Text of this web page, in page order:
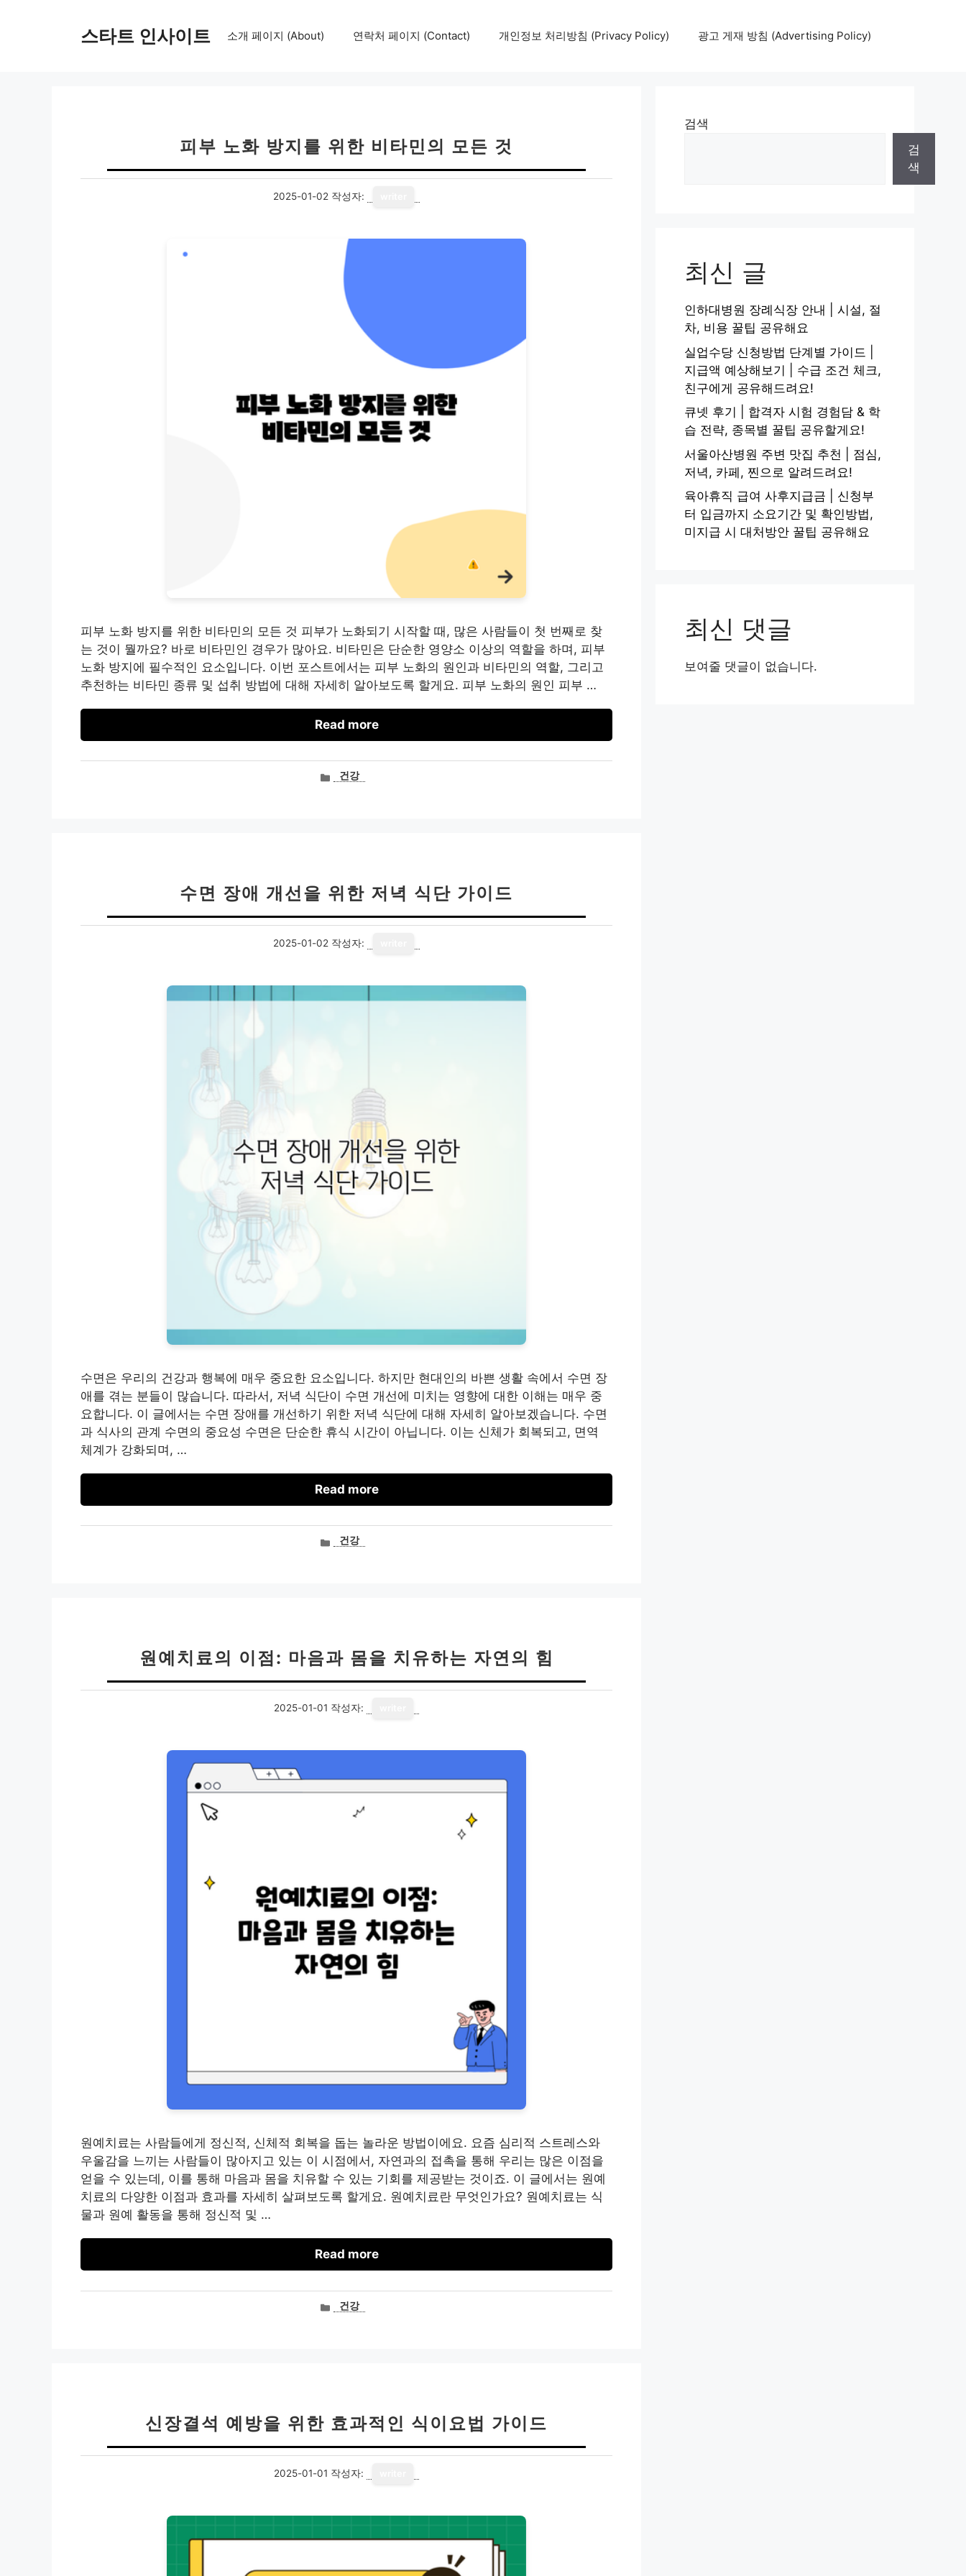
스타트 인사이트 소개 페이지 (About) 연락처 페이지 (Contact) 개인정보 처리방침 (Privacy Policy) 광고 게재 방침 (Advertising Policy)
피부 노화 방지를 위한 비타민의 모든 것
2025-01-02 작성자:
피부 노화 방지를 위한 비타민의 모든 것 피부가 노화되기 시작할 때, 많은 사람들이 첫 번째로 찾
는 것이 뭘까요? 바로 비타민인 경우가 많아요. 비타민은 단순한 영양소 이상의 역할을 하며, 피부
노화 방지에 필수적인 요소입니다. 이번 포스트에서는 피부 노화의 원인과 비타민의 역할, 그리고
추천하는 비타민 종류 및 섭취 방법에 대해 자세히 알아보도록 할게요. 피부 노화의 원인 피부 …
Read more
카건강
수면 장애 개선을 위한 저녁 식단 가이드
2025-01-02 작성자:
수면은 우리의 건강과 행복에 매우 중요한 요소입니다. 하지만 현대인의 바쁜 생활 속에서 수면 장
애를 겪는 분들이 많습니다. 따라서, 저녁 식단이 수면 개선에 미치는 영향에 대한 이해는 매우 중
요합니다. 이 글에서는 수면 장애를 개선하기 위한 저녁 식단에 대해 자세히 알아보겠습니다. 수면
과 식사의 관계 수면의 중요성 수면은 단순한 휴식 시간이 아닙니다. 이는 신체가 회복되고, 면역
체계가 강화되며, …
Read more
카건강
원예치료의 이점: 마음과 몸을 치유하는 자연의 힘
2025-01-01 작성자:
원예치료는 사람들에게 정신적, 신체적 회복을 돕는 놀라운 방법이에요. 요즘 심리적 스트레스와
우울감을 느끼는 사람들이 많아지고 있는 이 시점에서, 자연과의 접촉을 통해 우리는 많은 이점을
얻을 수 있는데, 이를 통해 마음과 몸을 치유할 수 있는 기회를 제공받는 것이죠. 이 글에서는 원예
치료의 다양한 이점과 효과를 자세히 살펴보도록 할게요. 원예치료란 무엇인가요? 원예치료는 식
물과 원예 활동을 통해 정신적 및 …
Read more
카건강
신장결석 예방을 위한 효과적인 식이요법 가이드
2025-01-01 작성자:
검색
검
색
최신 글
인하대병원 장례식장 안내 | 시설, 절
차, 비용 꿀팁 공유해요
실업수당 신청방법 단계별 가이드 |
지급액 예상해보기 | 수급 조건 체크,
친구에게 공유해드려요!
큐넷 후기 | 합격자 시험 경험담 & 학
습 전략, 종목별 꿀팁 공유할게요!
서울아산병원 주변 맛집 추천 | 점심,
저녁, 카페, 찐으로 알려드려요!
육아휴직 급여 사후지급금 | 신청부
터 입금까지 소요기간 및 확인방법,
미지급 시 대처방안 꿀팁 공유해요
최신 댓글
보여줄 댓글이 없습니다.